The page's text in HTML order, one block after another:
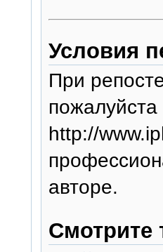
Условия
При
пожалуйста
http://
авторе.
Смотрите